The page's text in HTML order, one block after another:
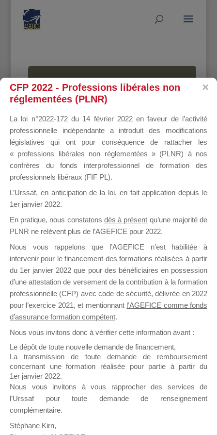
MALLETTE
DU
DIRIGEANT
Groupe Public
il y a un mois
Ce groupe est destiné aux Organismes de
Formation qui souhaitent répondre à l’Appel à
Propositions Mallette du Dirigeant.
sur lequel il est possible de laisser un message
ou poser une question.
NB : Il est nécessaire d’être
pouvoir rejoindre ce groupe
CFP 2022 - Professions libérales non
réglementées (PLNR)
La loi n°2022-172 du 14 février 2022 en faveur de l’activité
professionnelle indépendante a introduit des modifications
législatives qui ont pour conséquence de rattacher les
« professions libérales non réglementées » (PLNR) à nos
confrères du fonds interprofessionnel de formation des
professionnels libéraux (FIF PL).
L’Urssaf, en anticipation de la loi, en fait application depuis le
1er janvier 2022.
En pratique, nous constatons dès à présent qu’une majorité de
PLNR ne relèvent plus de l’AGEFICE pour 2022.
Nous vous rappelons que l’AGEFICE n’est habilitée à
intervenir pour le financement des formations réalisées à partir
du 1er janvier 2022 que pour des bénéficiaires en possession
d’une attestation de versement de la contribution à la formation
professionnelle (CFP) avec code de sécurité, délivrée en 2022
pour l’exercice 2021, et mentionnant l’AGEFICE comme fonds
d’assurance formation compétent.
Nous vous invitons donc à vérifier cette information avant :
Le dépôt de toute nouvelle demande de financement,
La transmission de toute demande de remboursement
concernant une formation réalisée pour partie à partir du
1er janvier 2022.
Nous vous invitons à vous rapprocher des services de
l’Urssaf pour toute demande de renseignement
complémentaire.
Stéphane Kirn,